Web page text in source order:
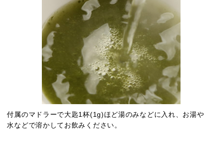
付属のマドラーで大匙1杯(1g)ほど湯のみなどに入れ、お湯や
水などで溶かしてお飲みください。